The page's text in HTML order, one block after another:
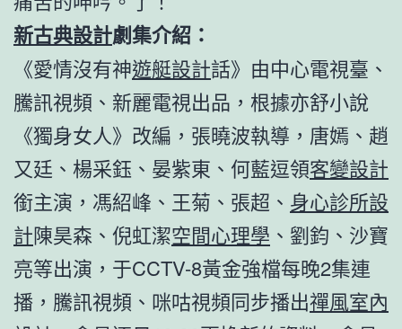
新古典設計劇集介紹：
《愛情沒有神遊艇設計話》由中心電視臺、
騰訊視頻、新麗電視出品，根據亦舒小說
《獨身女人》改編，張曉波執導，唐嫣、趙
又廷、楊采鈺、晏紫東、何藍逗領客變設計
銜主演，馮紹峰、王菊、張超、 身心診所設
計陳昊森、倪虹潔空間心理學 、劉鈞、沙寶
亮等出演，于CCTV-8黃金強檔每晚2集連
播，騰訊視頻、咪咕視頻同步播出禪風室內